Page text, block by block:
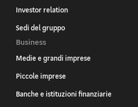
Investor relation
Sedi del gruppo
Business
Medie e grandi imprese
Piccole imprese
Banche e istituzioni finanziarie